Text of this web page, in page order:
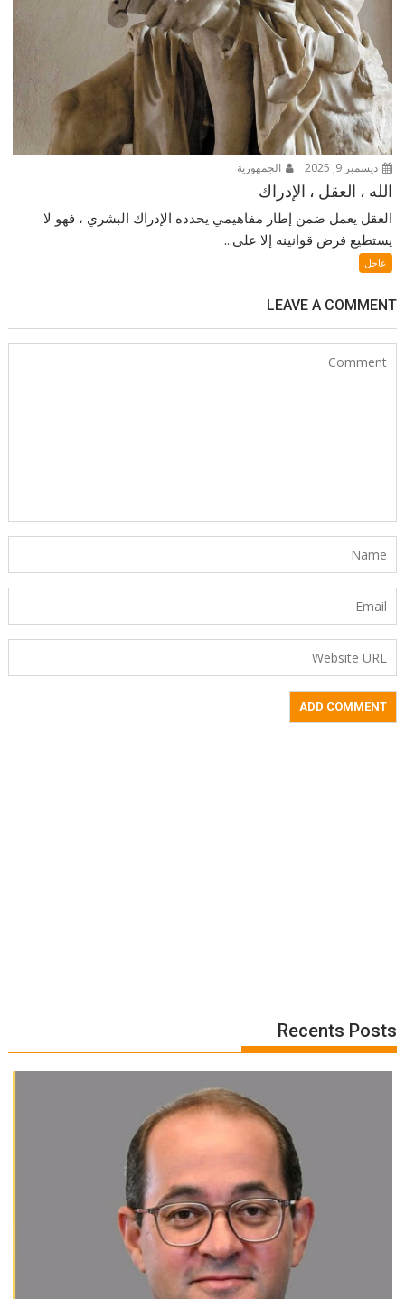
ديسمبر 9, 2025 الجمهورية
الله ، العقل ، الإدراك
العقل يعمل ضمن إطار مفاهيمي يحدده الإدراك البشري ، فهو لا
يستطيع فرض قوانينه إلا على...
عاجل
LEAVE A COMMENT
Recents Posts